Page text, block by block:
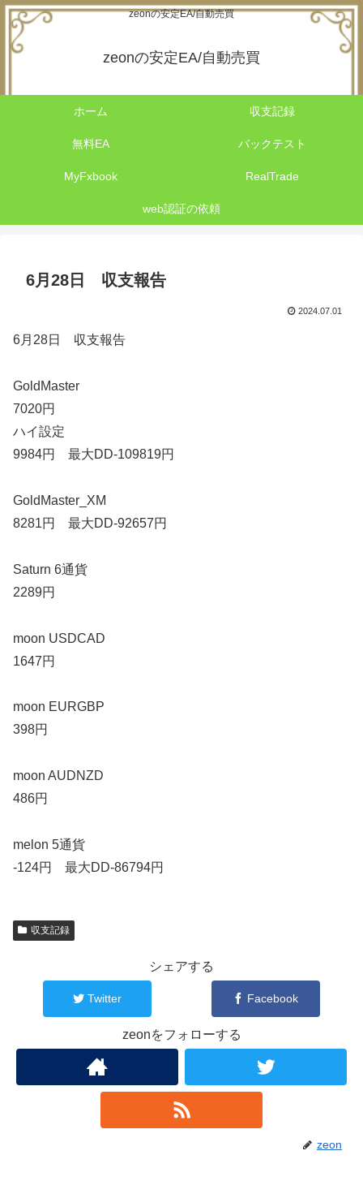
zeonの安定EA/自動売買
zeonの安定EA/自動売買
ホーム 収支記録
無料EA バックテスト
MyFxbook RealTrade
web認証の依頼
6月28日 収支報告
2024.07.01
6月28日 収支報告
GoldMaster
7020円
ハイ設定
9984円 最大DD-109819円
GoldMaster_XM
8281円 最大DD-92657円
Saturn 6通貨
2289円
moon USDCAD
1647円
moon EURGBP
398円
moon AUDNZD
486円
melon 5通貨
-124円 最大DD-86794円
収支記録
シェアする
Twitter Facebook
zeonをフォローする
zeon